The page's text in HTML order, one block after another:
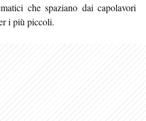
che spaziano dai capolavori
i più piccoli.